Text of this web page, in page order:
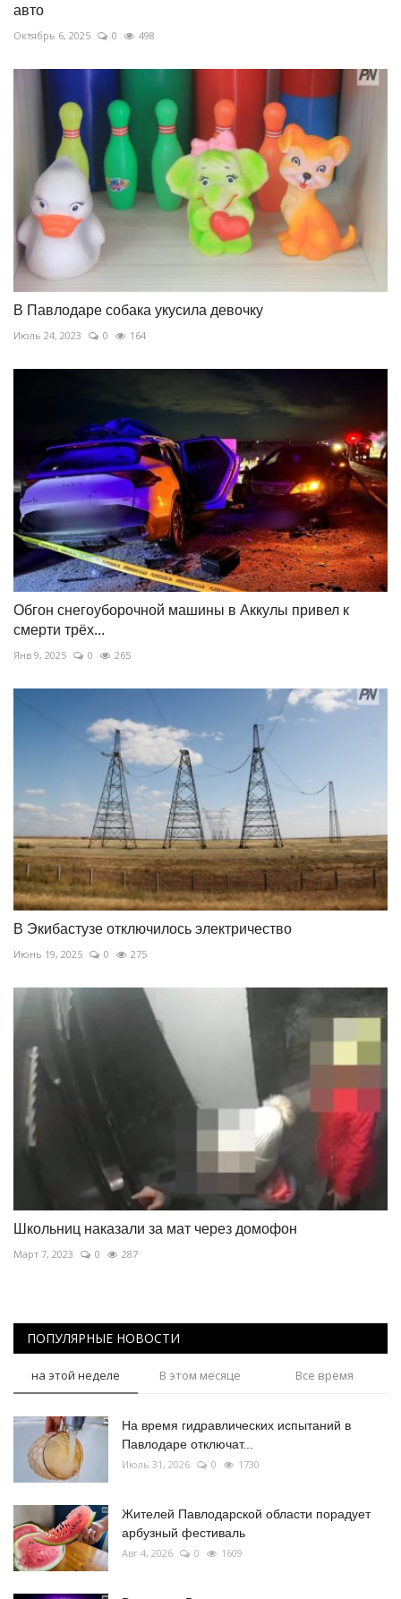
авто
Октябрь 6, 2025 0 498
В Павлодаре собака укусила девочку
Июль 24, 2023 0 164
Обгон снегоуборочной машины в Аккулы привел к
смерти трёх...
Янв 9, 2025 0 265
В Экибастузе отключилось электричество
Июнь 19, 2025 0 275
Школьниц наказали за мат через домофон
Март 7, 2023 0 287
ПОПУЛЯРНЫЕ НОВОСТИ
на этой неделе В этом месяце Все время
На время гидравлических испытаний в
Павлодаре отключат...
Июль 31, 2026 0 1730
Жителей Павлодарской области порадует
арбузный фестиваль
Авг 4, 2026 0 1609